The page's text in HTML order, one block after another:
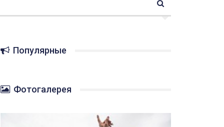
Популярные
Фотогалерея